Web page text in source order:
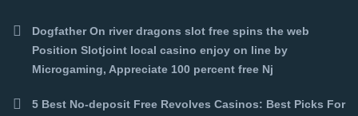
Dogfather On river dragons slot free spins the web
Position Slotjoint local casino enjoy on line by
Microgaming, Appreciate 100 percent free Nj
5 Best No-deposit Free Revolves Casinos: Best Picks For